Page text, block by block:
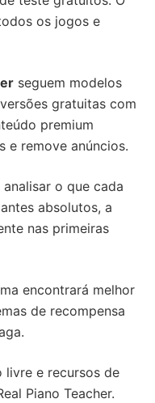
os jogos e
seguem modelos
gratuitas com
premium
e remove anúncios.
o que cada
absolutos, a
nas primeiras
encontrará melhor
de recompensa
livre e recursos de
Piano Teacher.